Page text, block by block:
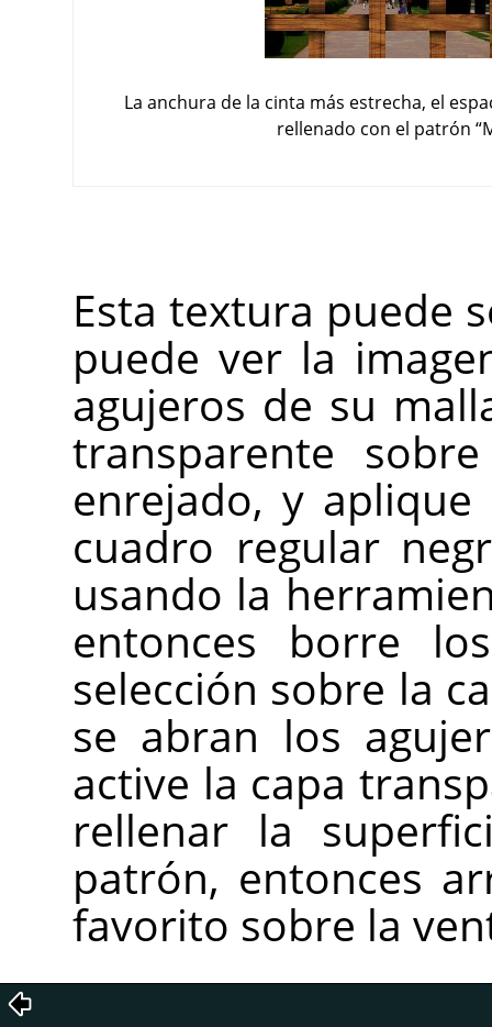
La anchura de la cinta más estrecha, el
rellenado con el patrón “
Esta textura puede
puede ver la
agujeros de su
transparente
enrejado, y
cuadro regular
usando la
entonces borre
selección sobre la
se abran los
active la capa
rellenar la
patrón, entonces
favorito sobre la